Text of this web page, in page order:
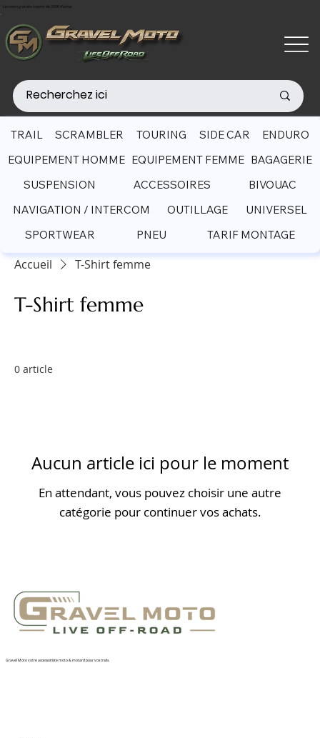
Livraison gratuite à partir de 200€ d'achat
Accueil T-Shirt femme
T-Shirt femme
0 article
Aucun article ici pour le moment
En attendant, vous pouvez choisir une autre
catégorie pour continuer vos achats.
TRAIL SCRAMBLER TOURING SIDE CAR
ENDURO
EQUIPEMENT HOMME EQUIPEMENT FEMME BAGAGERIE
SUSPENSION
ACCESSOIRES
BIVOUAC
NAVIGATION / INTERCOM
OUTILLAGE
UNIVERSEL
SPORTWEAR
PNEU TARIF MONTAGE
Gravel Moto votre accessoiriste moto & motard pour vos trails.